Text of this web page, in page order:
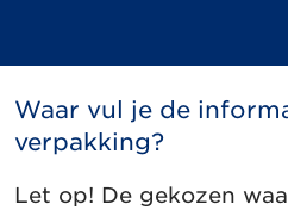
Waar vul je de
verpakking?
Let op! De gekozen